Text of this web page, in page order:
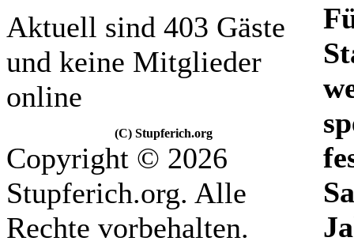
Aktuell sind 403 Gäste
und keine Mitglieder
online
(C) Stupferich.org
Copyright © 2026
Stupferich.org. Alle
Rechte vorbehalten.